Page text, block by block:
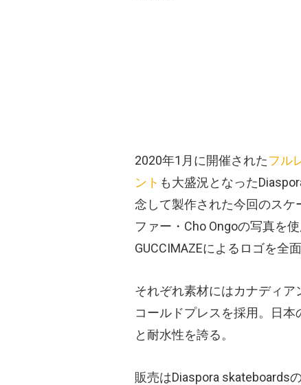
2020年1月に開催されたフル
ント も大盛況となった
念して製作された今回のスケ
ファー・Cho Ongoの写真を
GUCCIMAZEによるロゴを全
それぞれ素材にはカナディ
コールドプレスを採用。日
と耐水性を誇る。
販売はDiaspora skateboards